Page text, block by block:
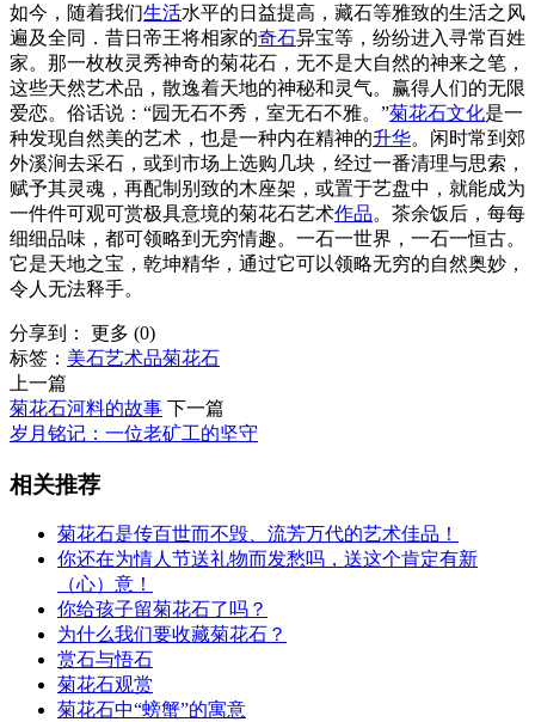
如今，随着我们生活水平的日益提高，藏石等雅致的生活之风
遍及全同．昔日帝王将相家的奇石异宝等，纷纷进入寻常百姓
家。那一枚枚灵秀神奇的菊花石，无不是大自然的神来之笔，
这些天然艺术品，散逸着天地的神秘和灵气。赢得人们的无限
爱恋。俗话说：“园无石不秀，室无石不雅。”菊花石文化是一
种发现自然美的艺术，也是一种内在精神的升华。闲时常到郊
外溪涧去采石，或到市场上选购几块，经过一番清理与思索，
赋予其灵魂，再配制别致的木座架，或置于艺盘中，就能成为
一件件可观可赏极具意境的菊花石艺术作品。茶余饭后，每每
细细品味，都可领略到无穷情趣。一石一世界，一石一恒古。
它是天地之宝，乾坤精华，通过它可以领略无穷的自然奥妙，
令人无法释手。
分享到： 更多 (0)
标签： 美石艺术品菊花石
上一篇
菊花石河料的故事 下一篇
岁月铭记：一位老矿工的坚守
相关推荐
菊花石是传百世而不毁、流芳万代的艺术佳品！
你还在为情人节送礼物而发愁吗，送这个肯定有新
（心）意！
你给孩子留菊花石了吗？
为什么我们要收藏菊花石？
赏石与悟石
菊花石观赏
菊花石中“螃蟹”的寓意